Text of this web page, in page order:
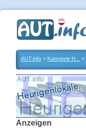
AUT.info > Kategorie H... >
Anzeigen